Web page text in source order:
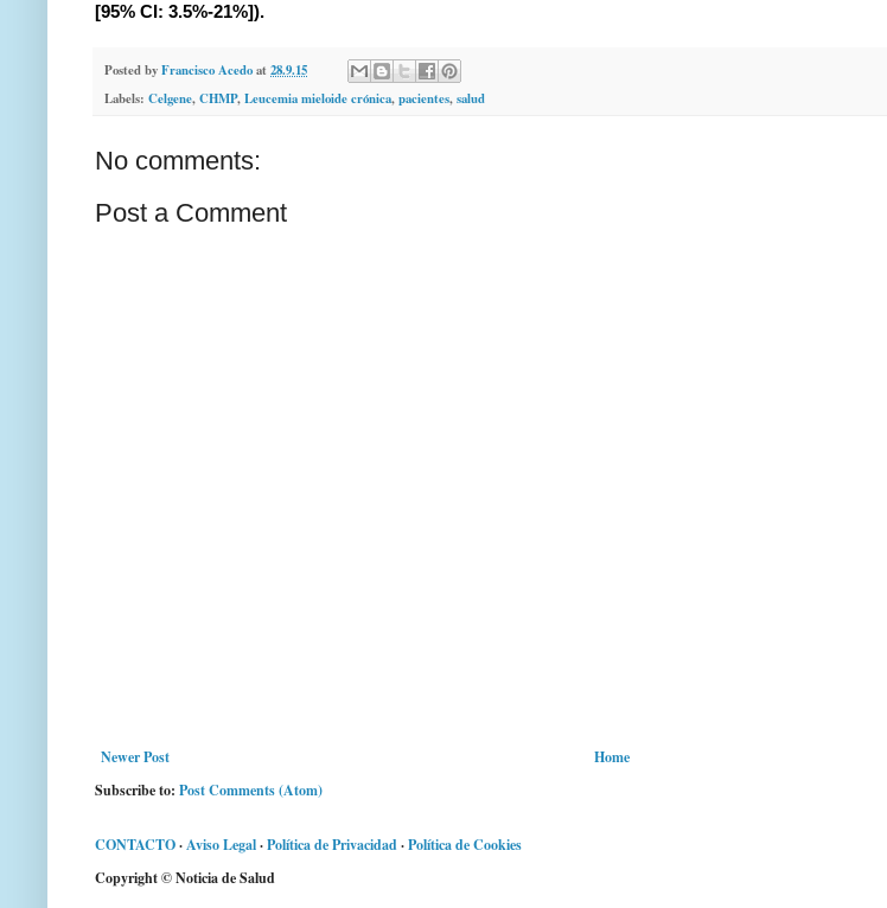
[95% CI: 3.5%-21%]).
Posted byFrancisco Acedoat 28.9.15
Labels: Celgene,CHMP,Leucemia mieloide crónica,pacientes,salud
No comments:
Post a Comment
Newer Post
Home
Subscribe to: Post Comments (Atom)
CONTACTO·Aviso Legal·Política de Privacidad·Política de Cookies
Copyright © Noticia de Salud